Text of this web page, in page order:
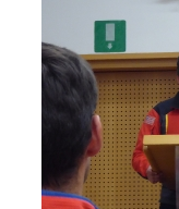
Jahresberichte
MITGLIED WERDEN